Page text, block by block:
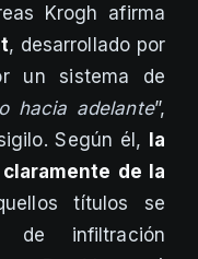
Krogh afirma
, desarrollado por
un sistema de
hacia adelante”,
Según él,
la
de la
títulos se
de infiltración